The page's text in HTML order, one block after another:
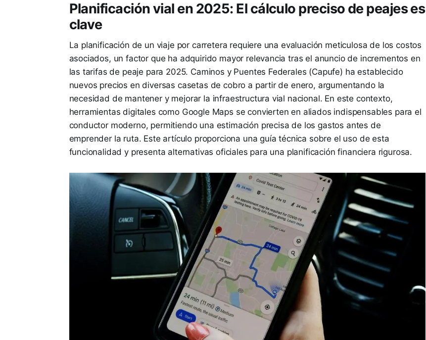
Planificación vial en 2025: El cálculo preciso de peajes es
clave
La planificación de un viaje por carretera requiere una evaluación meticulosa de los costos
asociados, un factor que ha adquirido mayor relevancia tras el anuncio de incrementos en
las tarifas de peaje para 2025. Caminos y Puentes Federales (Capufe) ha establecido
nuevos precios en diversas casetas de cobro a partir de enero, argumentando la
necesidad de mantener y mejorar la infraestructura vial nacional. En este contexto,
herramientas digitales como Google Maps se convierten en aliados indispensables para el
conductor moderno, permitiendo una estimación precisa de los gastos antes de
emprender la ruta. Este artículo proporciona una guía técnica sobre el uso de esta
funcionalidad y presenta alternativas oficiales para una planificación financiera rigurosa.